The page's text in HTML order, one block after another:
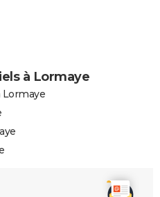
à Lormaye
Lormaye